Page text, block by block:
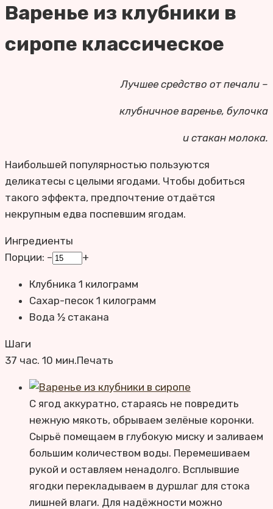
Варенье из клубники в
сиропе классическое
Лучшее средство от печали –
клубничное варенье, булочка
и стакан молока.
Наибольшей популярностью пользуются
деликатесы с целыми ягодами. Чтобы добиться
такого эффекта, предпочтение отдаётся
некрупным едва поспевшим ягодам.
Ингредиенты
Порции: – +
Клубника 1 килограмм
Сахар-песок 1 килограмм
Вода ½ стакана
Шаги
37 час. 10 мин.Печать
С ягод аккуратно, стараясь не повредить
нежную мякоть, обрываем зелёные коронки.
Сырьё помещаем в глубокую миску и заливаем
большим количеством воды. Перемешиваем
рукой и оставляем ненадолго. Всплывшие
ягодки перекладываем в дуршлаг для стока
лишней влаги. Для надёжности можно